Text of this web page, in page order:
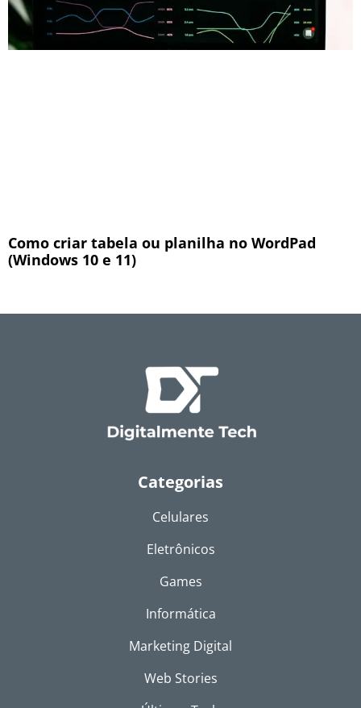
Como criar tabela ou planilha no WordPad
(Windows 10 e 11)
Categorias
Celulares
Eletrônicos
Games
Informática
Marketing Digital
Web Stories